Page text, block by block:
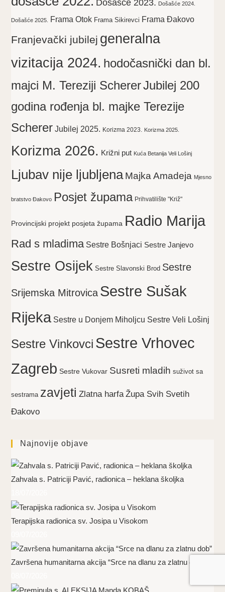
Došašće 2023. Došašće 2024.
Došašće 2025. Frama Otok Frama Sikirevci Frama Đakovo
Franjevački jubilej generalna
vizitacija 2024. hodočasnički dan bl.
majci M. Tereziji SchererJubilej 200
godina rođenja bl. majke Terezije
Scherer Jubilej 2025. Korizma 2023. Korizma 2025.
Korizma 2026. Križni put Kuća Betanija Veli Lošinj
Ljubav nije ljubljena Majka Amadeja Mjesno
bratstvo Đakovo Posjet župama Prihvatilište "Križ"
Provincijski projekt posjeta župama Radio Marija
Rad s mladima Sestre Bošnjaci Sestre Janjevo
Sestre Osijek Sestre Slavonski Brod Sestre
Srijemska Mitrovica Sestre Sušak
Rijeka Sestre u Donjem Miholjcu Sestre Veli Lošinj
Sestre Vinkovci Sestre Vrhovec
Zagreb Sestre Vukovar Susreti mladih suživot sa
sestrama zavjeti Zlatna harfa Župa Svih Svetih
Đakovo
Najnovije objave
Zahvala s. Patriciji Pavić, radionica – heklana školjka
Terapijska radionica sv. Josipa u Visokom
Završena humanitarna akcija “Srce na dlanu za zlatnu dob”